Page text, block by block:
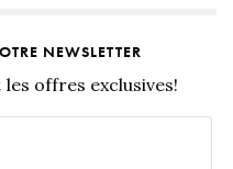
NEWSLETTER
offres exclusives!